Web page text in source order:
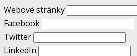
Webové stránky
Facebook
Twitter
LinkedIn